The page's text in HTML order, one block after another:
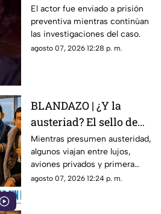
abuso de un niño;
aseguró que lo
confundió con su novia
El actor fue enviado a prisión
preventiva mientras continúan
las investigaciones del caso.
agosto 07, 2026 12:28 p. m.
BLANDAZO | ¿Y la
austeriad? El sello de
Morena es viajar sin
pena
Mientras presumen austeridad,
algunos viajan entre lujos,
aviones privados y primera
clase. Al parecer ya se abrieron
agosto 07, 2026 12:24 p. m.